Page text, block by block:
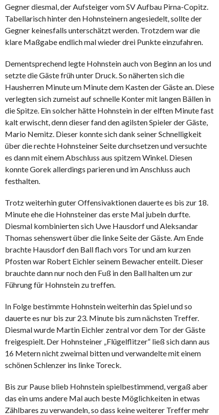
Gegner diesmal, der Aufsteiger vom SV Aufbau Pirna-Copitz.
Tabellarisch hinter den Hohnsteinern angesiedelt, sollte der
Gegner keinesfalls unterschätzt werden. Trotzdem war die
klare Maßgabe endlich mal wieder drei Punkte einzufahren.
Dementsprechend legte Hohnstein auch von Beginn an los und
setzte die Gäste früh unter Druck. So näherten sich die
Hausherren Minute um Minute dem Kasten der Gäste an. Diese
verlegten sich zumeist auf schnelle Konter mit langen Bällen in
die Spitze. Ein solcher hätte Hohnstein in der elften Minute fast
kalt erwischt, denn dieser fand den agilsten Spieler der Gäste,
Mario Nemitz. Dieser konnte sich dank seiner Schnelligkeit
über die rechte Hohnsteiner Seite durchsetzen und versuchte
es dann mit einem Abschluss aus spitzem Winkel. Diesen
konnte Gorek allerdings parieren und im Anschluss auch
festhalten.
Trotz weiterhin guter Offensivaktionen dauerte es bis zur 18.
Minute ehe die Hohnsteiner das erste Mal jubeln durfte.
Diesmal kombinierten sich Uwe Hausdorf und Aleksandar
Thomas sehenswert über die linke Seite der Gäste. Am Ende
brachte Hausdorf den Ball flach vors Tor und am kurzen
Pfosten war Robert Eichler seinem Bewacher enteilt. Dieser
brauchte dann nur noch den Fuß in den Ball halten um zur
Führung für Hohnstein zu treffen.
In Folge bestimmte Hohnstein weiterhin das Spiel und so
dauerte es nur bis zur 23. Minute bis zum nächsten Treffer.
Diesmal wurde Martin Eichler zentral vor dem Tor der Gäste
freigespielt. Der Hohnsteiner „Flügelflitzer“ ließ sich dann aus
16 Metern nicht zweimal bitten und verwandelte mit einem
schönen Schlenzer ins linke Toreck.
Bis zur Pause blieb Hohnstein spielbestimmend, vergaß aber
das ein ums andere Mal auch beste Möglichkeiten in etwas
Zählbares zu verwandeln, so dass keine weiterer Treffer mehr